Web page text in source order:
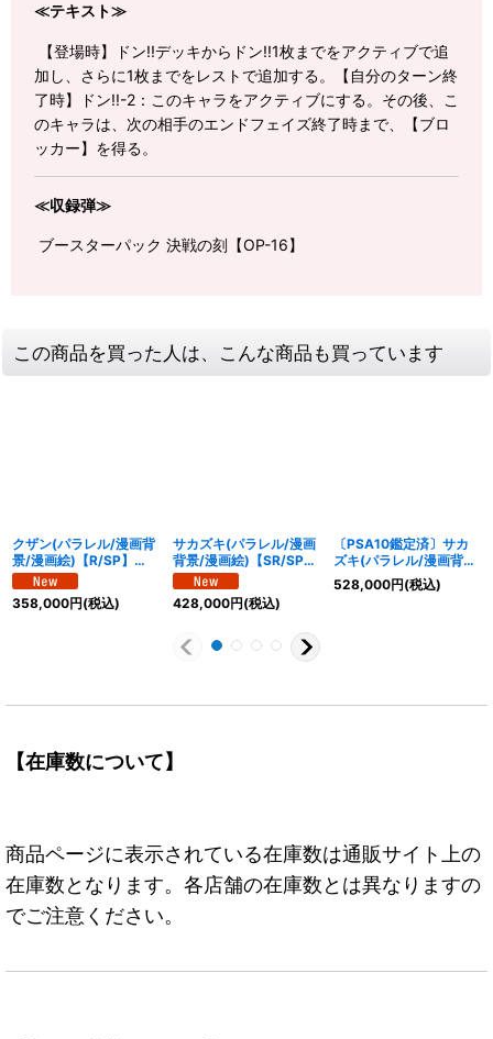
≪テキスト≫
【登場時】ドン!!デッキからドン!!1枚までをアクティブで追
加し、さらに1枚までをレストで追加する。【自分のターン終
了時】ドン!!-2：このキャラをアクティブにする。その後、こ
のキャラは、次の相手のエンドフェイズ終了時まで、【ブロ
ッカー】を得る。
≪収録弾≫
ブースターパック 決戦の刻【OP-16】
この商品を買った人は、こんな商品も買っています
クザン(パラレル/漫画背
景/漫画絵)【R/SP】
{OP16-063}
358,000円(税込)
サカズキ(パラレル/漫画
背景/漫画絵)【SR/SP】
{OP16-065}
428,000円(税込)
〔PSA10鑑定済〕サカ
ズキ(パラレル/漫画背
景/漫画絵)【SR/SP】
{OP16-065}
528,000円(税込)
【在庫数について】
商品ページに表示されている在庫数は通販サイト上の
在庫数となります。各店舗の在庫数とは異なりますの
でご注意ください。